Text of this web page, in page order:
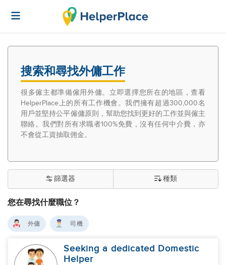
搜索和尋找外傭工作
很多僱主都準備僱用外傭。立即選擇您所在的地區，查看
HelperPlace上的所有工作機會。我們擁有超過300,000名
用戶並堅持公平僱傭原則，幫助您找到更好的工作並與僱主
聯絡。我們對所有求職者100%免費，沒有任何中介費，亦
不會從工資抽取佣金。
您在尋找什麼職位？
篩選器 種類
外傭 司機
Seeking a dedicated Domestic
Helper